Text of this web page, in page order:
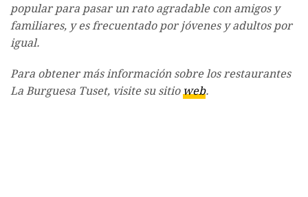
popular para pasar un rato agradable con amigos y
familiares, y es frecuentado por jóvenes y adultos por
igual.
Para obtener más información sobre los restaurantes
La Burguesa Tuset, visite su sitioweb.